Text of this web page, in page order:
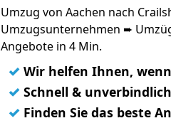
Umzug von Aachen nach
Umzugsunternehmen ➨
Angebote in 4 Min.
✓ Wir helfen Ihnen,
✓ Schnell &
✓ Finden Sie das beste